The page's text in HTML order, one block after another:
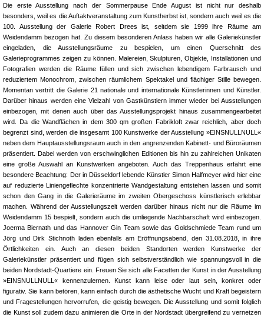
Die erste Ausstellung nach der Sommerpause Ende August ist nicht nur deshalb
besonders, weil es die Auftaktveranstaltung zum Kunstherbst ist, sondern auch weil es die
100. Ausstellung der Galerie Robert Drees ist, seitdem sie 1999 ihre Räume am
Weidendamm bezogen hat. Zu diesem besonderen Anlass haben wir alle Galeriekünstler
eingeladen, die Ausstellungsräume zu bespielen, um einen Querschnitt des
Galerieprogrammes zeigen zu können. Malereien, Skulpturen, Objekte, Installationen und
Fotografien werden die Räume füllen und sich zwischen lebendigem Farbrausch und
reduziertem Monochrom, zwischen räumlichem Spektakel und flächiger Stille bewegen.
Momentan vertritt die Galerie 21 nationale und internationale Künstlerinnen und Künstler.
Darüber hinaus werden eine Vielzahl von Gastkünstlern immer wieder bei Ausstellungen
einbezogen, mit denen auch über das Ausstellungsprojekt hinaus zusammengearbeitet
wird. Da die Wandflächen in dem 300 qm großen Fabrikloft zwar reichlich, aber doch
begrenzt sind, werden die insgesamt 100 Kunstwerke der Ausstellung »EINSNULLNULL«
neben dem Hauptausstellungsraum auch in den angrenzenden Kabinett- und Büroräumen
präsentiert. Dabei werden von erschwinglichen Editionen bis hin zu zahlreichen Unikaten
eine große Auswahl an Kunstwerken angeboten. Auch das Treppenhaus erfährt eine
besondere Beachtung: Der in Düsseldorf lebende Künstler Simon Halfmeyer wird hier eine
auf reduzierte Liniengeflechte konzentrierte Wandgestaltung entstehen lassen und somit
schon den Gang in die Galerieräume im zweiten Obergeschoss künstlerisch erlebbar
machen. Während der Ausstellungszeit werden darüber hinaus nicht nur die Räume im
Weidendamm 15 bespielt, sondern auch die umliegende Nachbarschaft wird einbezogen.
Joerma Biernath und das Hannover Gin Team sowie das Goldschmiede Team rund um
Jörg und Dirk Stichnoth laden ebenfalls am Eröffnungsabend, den 31.08.2018, in ihre
Örtlichkeiten ein. Auch an diesen beiden Standorten werden Kunstwerke der
Galeriekünstler präsentiert und fügen sich selbstverständlich wie spannungsvoll in die
beiden Nordstadt-Quartiere ein. Freuen Sie sich alle Facetten der Kunst in der Ausstellung
»EINSNULLNULL« kennenzulernen. Kunst kann leise oder laut sein, konkret oder
figurativ. Sie kann betören, kann einfach durch die ästhetische Wucht und Kraft begeistern
und Fragestellungen hervorrufen, die geistig bewegen. Die Ausstellung und somit folglich
die Kunst soll zudem dazu animieren die Orte in der Nordstadt übergreifend zu vernetzen